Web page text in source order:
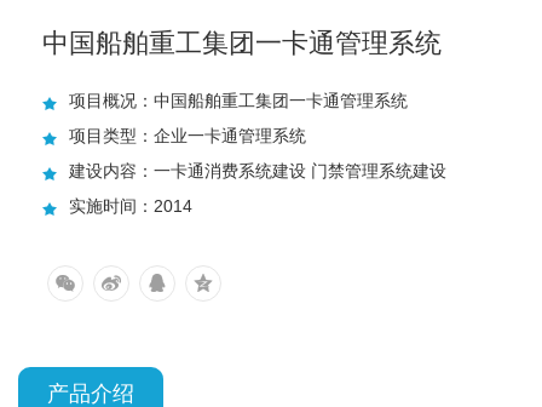
中国船舶重工集团一卡通管理系统
项目概况：中国船舶重工集团一卡通管理系统
项目类型：企业一卡通管理系统
建设内容：一卡通消费系统建设 门禁管理系统建设
实施时间：2014
产品介绍